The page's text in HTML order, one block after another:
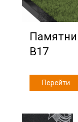
В17
Перейти